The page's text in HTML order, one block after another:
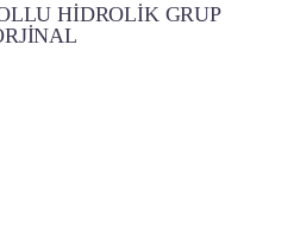
HİDROLİK GRUP